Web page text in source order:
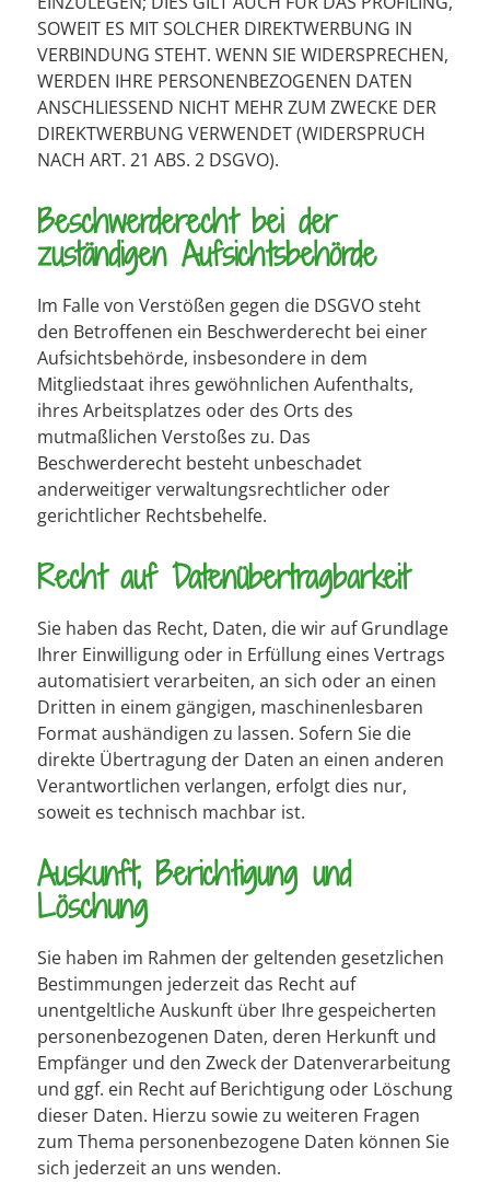
SOWEIT ES MIT SOLCHER DIREKTWERBUNG IN
VERBINDUNG STEHT. WENN SIE WIDERSPRECHEN,
WERDEN IHRE PERSONENBEZOGENEN DATEN
ANSCHLIESSEND NICHT MEHR ZUM ZWECKE DER
DIREKTWERBUNG VERWENDET (WIDERSPRUCH
NACH ART. 21 ABS. 2 DSGVO).
Beschwerde­recht bei der
zuständigen Aufsichts­behörde
Im Falle von Verstößen gegen die DSGVO steht
den Betroffenen ein Beschwerderecht bei einer
Aufsichtsbehörde, insbesondere in dem
Mitgliedstaat ihres gewöhnlichen Aufenthalts,
ihres Arbeitsplatzes oder des Orts des
mutmaßlichen Verstoßes zu. Das
Beschwerderecht besteht unbeschadet
anderweitiger verwaltungsrechtlicher oder
gerichtlicher Rechtsbehelfe.
Recht auf Daten­übertrag­barkeit
Sie haben das Recht, Daten, die wir auf Grundlage
Ihrer Einwilligung oder in Erfüllung eines Vertrags
automatisiert verarbeiten, an sich oder an einen
Dritten in einem gängigen, maschinenlesbaren
Format aushändigen zu lassen. Sofern Sie die
direkte Übertragung der Daten an einen anderen
Verantwortlichen verlangen, erfolgt dies nur,
soweit es technisch machbar ist.
Auskunft, Berichtigung und
Löschung
Sie haben im Rahmen der geltenden gesetzlichen
Bestimmungen jederzeit das Recht auf
unentgeltliche Auskunft über Ihre gespeicherten
personenbezogenen Daten, deren Herkunft und
Empfänger und den Zweck der Datenverarbeitung
und ggf. ein Recht auf Berichtigung oder Löschung
dieser Daten. Hierzu sowie zu weiteren Fragen
zum Thema personenbezogene Daten können Sie
sich jederzeit an uns wenden.